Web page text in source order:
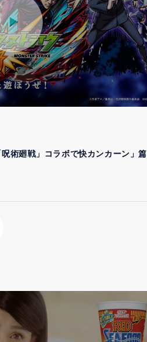
術廻戦」コラボで快カンカーン」篇